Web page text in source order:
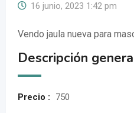
16 junio, 2023 1:42 pm
Vendo jaula nueva para
Descripción
Precio : 750